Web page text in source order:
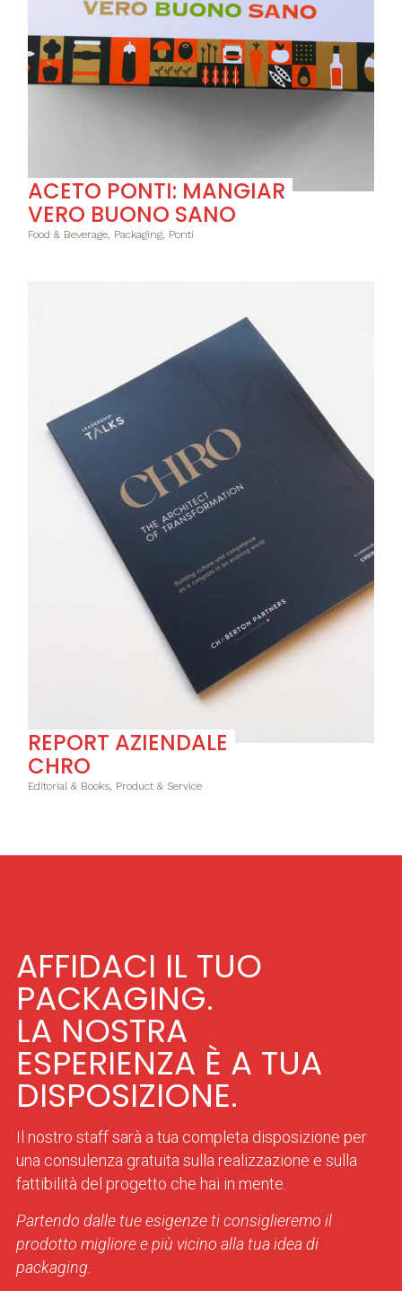
ACETO PONTI: MANGIAR
VERO BUONO SANO
Food & Beverage, Packaging, Ponti
REPORT AZIENDALE
CHRO
Editorial & Books, Product & Service
AFFIDACI IL TUO
PACKAGING.
LA NOSTRA
ESPERIENZA È A TUA
DISPOSIZIONE.
Il nostro staff sarà a tua completa disposizione per
una consulenza gratuita sulla realizzazione e sulla
fattibilità del progetto che hai in mente.
Partendo dalle tue esigenze ti consiglieremo il
prodotto migliore e più vicino alla tua idea di
packaging.